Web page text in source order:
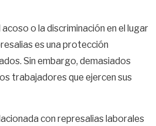
o la discriminación en el lugar
es una protección
Sin embargo, demasiados
trabajadores que ejercen sus
con represalias laborales